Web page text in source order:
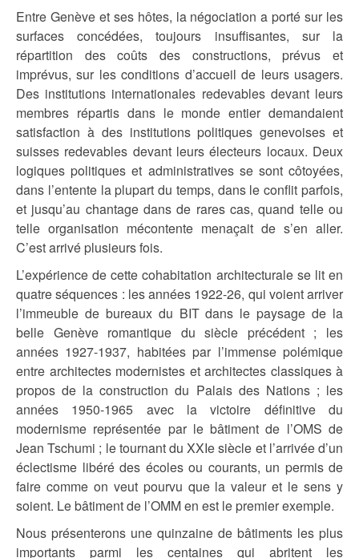
Entre Genève et ses hôtes, la négociation a porté sur les
surfaces concédées, toujours insuffisantes, sur la
répartition des coûts des constructions, prévus et
imprévus, sur les conditions d’accueil de leurs usagers.
Des institutions internationales redevables devant leurs
membres répartis dans le monde entier demandaient
satisfaction à des institutions politiques genevoises et
suisses redevables devant leurs électeurs locaux. Deux
logiques politiques et administratives se sont côtoyées,
dans l’entente la plupart du temps, dans le conflit parfois,
et jusqu’au chantage dans de rares cas, quand telle ou
telle organisation mécontente menaçait de s’en aller.
C’est arrivé plusieurs fois.
L’expérience de cette cohabitation architecturale se lit en
quatre séquences : les années 1922-26, qui voient arriver
l’immeuble de bureaux du BIT dans le paysage de la
belle Genève romantique du siècle précédent ; les
années 1927-1937, habitées par l’immense polémique
entre architectes modernistes et architectes classiques à
propos de la construction du Palais des Nations ; les
années 1950-1965 avec la victoire définitive du
modernisme représentée par le bâtiment de l’OMS de
Jean Tschumi ; le tournant du XXIe siècle et l’arrivée d’un
éclectisme libéré des écoles ou courants, un permis de
faire comme on veut pourvu que la valeur et le sens y
soient. Le bâtiment de l’OMM en est le premier exemple.
Nous présenterons une quinzaine de bâtiments les plus
importants parmi les centaines qui abritent les